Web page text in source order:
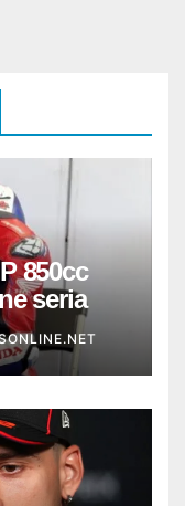
850cc
seria